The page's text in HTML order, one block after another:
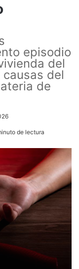
episodio
del
del
de
de lectura